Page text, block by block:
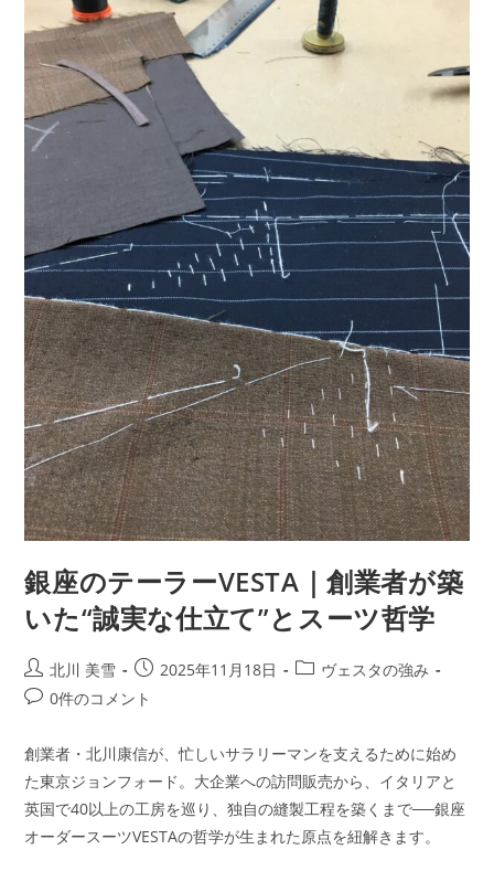
銀座のテーラーVESTA｜創業者が築
いた“誠実な仕立て”とスーツ哲学
北川 美雪 2025年11月18日
ヴェスタの強み
0件のコメント
創業者・北川康信が、忙しいサラリーマンを支えるために始め
た東京ジョンフォード。大企業への訪問販売から、イタリアと
英国で40以上の工房を巡り、独自の縫製工程を築くまで──銀座
オーダースーツVESTAの哲学が生まれた原点を紐解きます。